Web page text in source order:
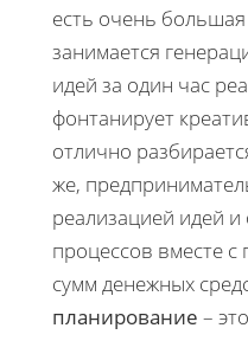
есть очень
занимается
идей за один час
фонтанирует
отлично
же,
реализацией идей
процессов вместе
сумм денежных
планирование –